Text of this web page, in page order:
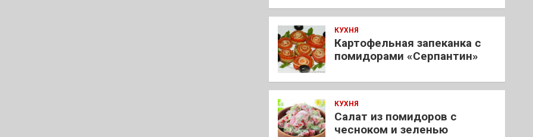
КУХНЯ
Картофельная запеканка с
помидорами «Серпантин»
КУХНЯ
Салат из помидоров с
чесноком и зеленью